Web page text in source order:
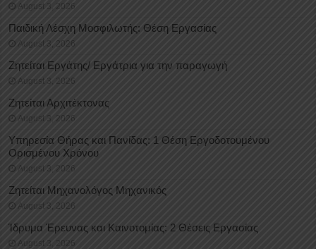
August 3, 2026
Παιδική Λέσχη Μοσφιλωτής: Θέση Εργασίας
August 3, 2026
Ζητείται Εργάτης/ Εργάτρια για την παραγωγή
August 3, 2026
Ζητείται Αρχιτέκτονας
August 3, 2026
Υπηρεσία Θήρας και Πανίδας: 1 Θέση Eργοδοτουμένου
Oρισμένου Xρόνου
August 3, 2026
Ζητείται Μηχανολόγος Μηχανικός
August 3, 2026
Ίδρυμα Έρευνας και Καινοτομίας: 2 Θέσεις Εργασίας
August 3, 2026